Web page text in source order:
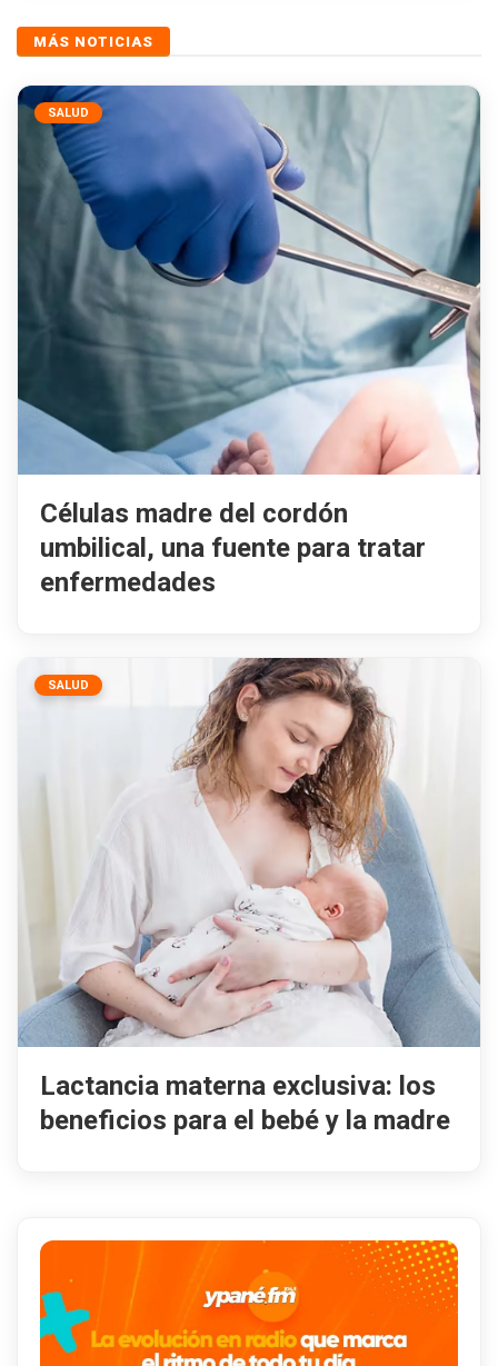
MÁS NOTICIAS
SALUD
Células madre del cordón
umbilical, una fuente para tratar
enfermedades
SALUD
Lactancia materna exclusiva: los
beneficios para el bebé y la madre